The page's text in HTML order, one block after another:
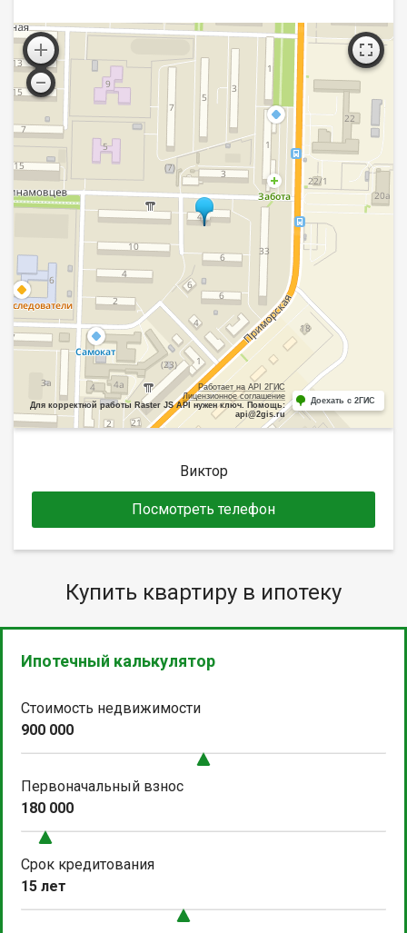
Работает на API 2ГИС
Лицензионное соглашение
Для корректной работы Raster JS API нужен ключ. Помощь:
api@2gis.ru
Доехать с 2ГИС
Виктор
Посмотреть телефон
Купить квартиру в ипотеку
Ипотечный калькулятор
Стоимость недвижимости
900 000
Первоначальный взнос
180 000
Срок кредитования
15 лет